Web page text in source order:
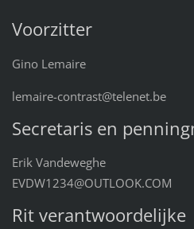
Voorzitter
Gino Lemaire
lemaire-contrast@telenet.be
Secretaris en
Erik Vandeweghe
EVDW1234@OUTLOOK.COM
Rit verantwoordelijke